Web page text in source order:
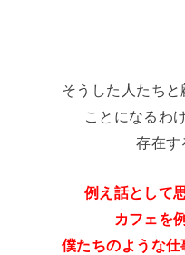
そうした人たちと
ことになるわ
存在す
例え話として
カフェを
僕たちのような